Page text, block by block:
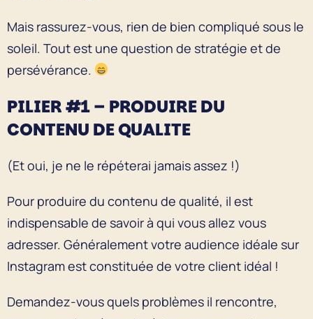
Mais rassurez-vous, rien de bien compliqué sous le
soleil. Tout est une question de stratégie et de
persévérance.
PILIER #1 – PRODUIRE DU
CONTENU DE QUALITE
(Et oui, je ne le répéterai jamais assez !)
Pour produire du contenu de qualité, il est
indispensable de savoir à qui vous allez vous
adresser. Généralement votre audience idéale sur
Instagram est constituée de votre client idéal !
Demandez-vous quels problèmes il rencontre,